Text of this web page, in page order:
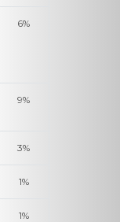
6%
9%
3%
1%
1%